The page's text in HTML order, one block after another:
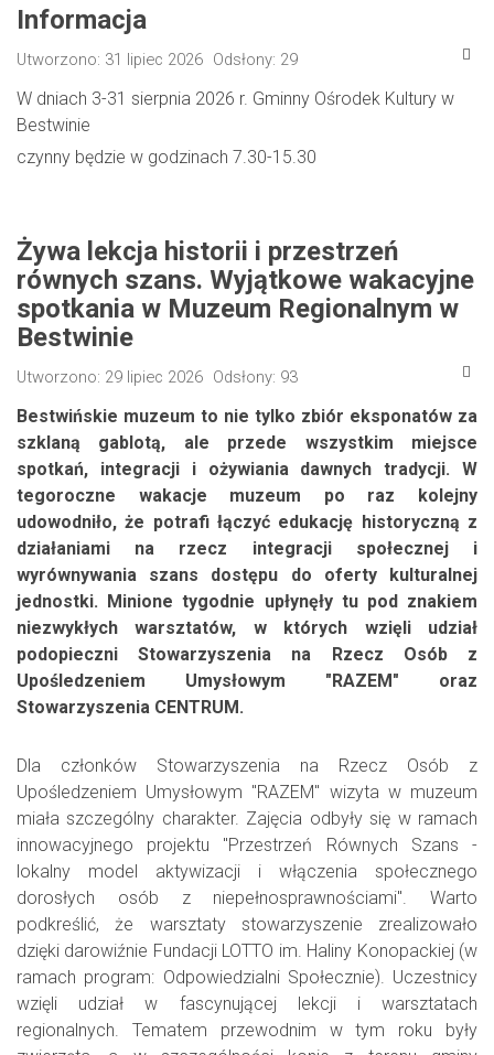
Informacja
Utworzono: 31 lipiec 2026 Odsłony: 29
W dniach 3-31 sierpnia 2026 r. Gminny Ośrodek Kultury w
Bestwinie
czynny będzie w godzinach 7.30-15.30
Żywa lekcja historii i przestrzeń
równych szans. Wyjątkowe wakacyjne
spotkania w Muzeum Regionalnym w
Bestwinie
Utworzono: 29 lipiec 2026 Odsłony: 93
Bestwińskie muzeum to nie tylko zbiór eksponatów za
szklaną gablotą, ale przede wszystkim miejsce
spotkań, integracji i ożywiania dawnych tradycji. W
tegoroczne wakacje muzeum po raz kolejny
udowodniło, że potrafi łączyć edukację historyczną z
działaniami na rzecz integracji społecznej i
wyrównywania szans dostępu do oferty kulturalnej
jednostki. Minione tygodnie upłynęły tu pod znakiem
niezwykłych warsztatów, w których wzięli udział
podopieczni Stowarzyszenia na Rzecz Osób z
Upośledzeniem Umysłowym "RAZEM" oraz
Stowarzyszenia CENTRUM.
Dla członków Stowarzyszenia na Rzecz Osób z
Upośledzeniem Umysłowym "RAZEM" wizyta w muzeum
miała szczególny charakter. Zajęcia odbyły się w ramach
innowacyjnego projektu "Przestrzeń Równych Szans -
lokalny model aktywizacji i włączenia społecznego
dorosłych osób z niepełnosprawnościami". Warto
podkreślić, że warsztaty stowarzyszenie zrealizowało
dzięki darowiźnie Fundacji LOTTO im. Haliny Konopackiej (w
ramach program: Odpowiedzialni Społecznie). Uczestnicy
wzięli udział w fascynującej lekcji i warsztatach
regionalnych. Tematem przewodnim w tym roku były